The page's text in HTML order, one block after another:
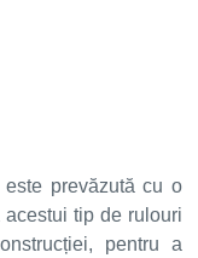
prevăzută cu o
tip de rulouri
pentru a